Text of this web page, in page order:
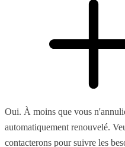
Oui. À moins que vous
automatiquement renouvelé.
contacterons pour suivre les